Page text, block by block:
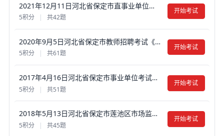
2021年12月11日河北省保定市直事业单位考试二招《公共基础知识》》真题试卷及答案【含解析】
5积分 | 共42题
开始考试
2020年9月5日河北省保定市教师招聘考试《公共基础知识》真题试卷及答案【含解析】
5积分 | 共61题
开始考试
2017年4月16日河北省保定市事业单位考试真题试卷及答案【含解析】（公基部分）
5积分 | 共51题
开始考试
2018年5月13日河北省保定市莲池区市场监督管理局公开招聘工作人员考试真题试卷及答案【含解析】
5积分 | 共45题
开始考试